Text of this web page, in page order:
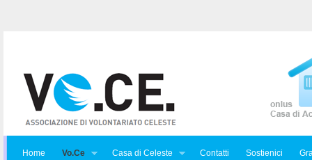
Home Vo.Ce Casa di Celeste Contatti Sostienici